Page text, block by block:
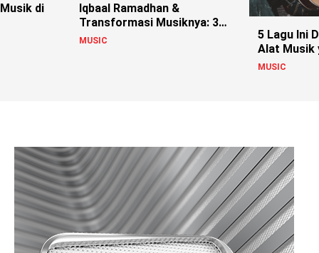
di
Iqbaal Ramadhan &
Transformasi Musiknya: 3
Single Terbaru
MUSIC
5 Lagu Ini
Alat Musik
Biasa
MUSIC